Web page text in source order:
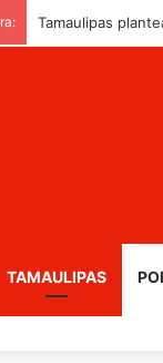
Tamaulipas
TAMAULIPAS